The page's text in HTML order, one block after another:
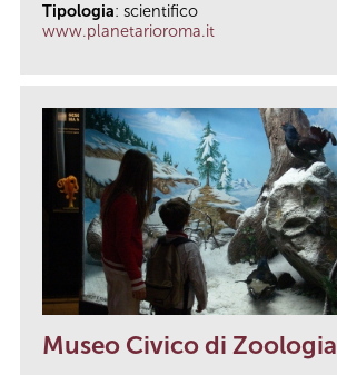
Tipologia: scientifico
www.planetarioroma.it
Museo Civico di Zoologia